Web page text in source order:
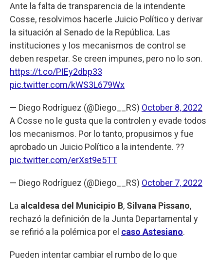
Ante la falta de transparencia de la intendente
Cosse, resolvimos hacerle Juicio Político y derivar
la situación al Senado de la República. Las
instituciones y los mecanismos de control se
deben respetar. Se creen impunes, pero no lo son.
https://t.co/PIEy2dbp33
pic.twitter.com/kWS3L679Wx
— Diego Rodríguez (@Diego__RS) October 8, 2022
A Cosse no le gusta que la controlen y evade todos
los mecanismos. Por lo tanto, propusimos y fue
aprobado un Juicio Político a la intendente. ??
pic.twitter.com/erXst9e5TT
— Diego Rodríguez (@Diego__RS) October 7, 2022
La alcaldesa del Municipio B, Silvana Pissano,
rechazó la definición de la Junta Departamental y
se refirió a la polémica por el caso Astesiano.
Pueden intentar cambiar el rumbo de lo que